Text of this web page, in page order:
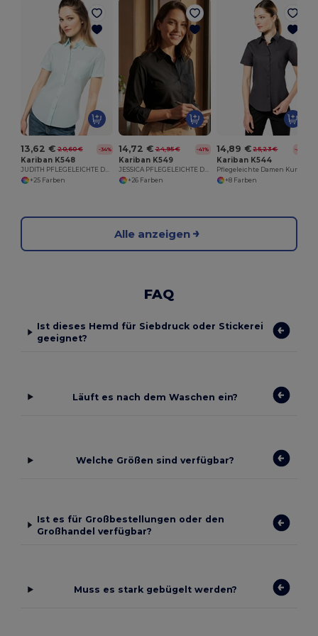
13,62 € 20,60 € -34%
Kariban K548
JUDITH PFLEGELEICHTE DAMEN KURZARM 65/35 BLUSE
+25 Farben
14,72 € 24,95 € -41%
Kariban K549
JESSICA PFLEGELEICHTE DAMEN LANGARM 65/35 BLUSE
+26 Farben
14,89 € 25,23 € -41%
Kariban K544
+8 Farben
Alle anzeigen
FAQ
Ist dieses Hemd für Siebdruck oder Stickerei
geeignet?
Läuft es nach dem Waschen ein?
Welche Größen sind verfügbar?
Ist es für Großbestellungen oder den
Großhandel verfügbar?
Muss es stark gebügelt werden?